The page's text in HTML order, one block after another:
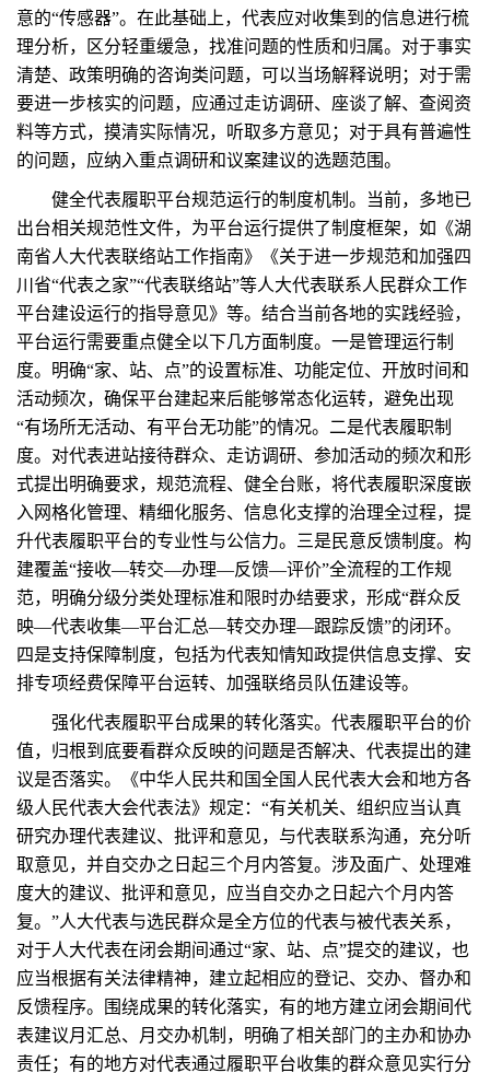
意的“传感器”。在此基础上，代表应对收集到的信息进行梳
理分析，区分轻重缓急，找准问题的性质和归属。对于事实
清楚、政策明确的咨询类问题，可以当场解释说明；对于需
要进一步核实的问题，应通过走访调研、座谈了解、查阅资
料等方式，摸清实际情况，听取多方意见；对于具有普遍性
的问题，应纳入重点调研和议案建议的选题范围。
健全代表履职平台规范运行的制度机制。当前，多地已
出台相关规范性文件，为平台运行提供了制度框架，如《湖
南省人大代表联络站工作指南》《关于进一步规范和加强四
川省“代表之家”“代表联络站”等人大代表联系人民群众工作
平台建设运行的指导意见》等。结合当前各地的实践经验，
平台运行需要重点健全以下几方面制度。一是管理运行制
度。明确“家、站、点”的设置标准、功能定位、开放时间和
活动频次，确保平台建起来后能够常态化运转，避免出现
“有场所无活动、有平台无功能”的情况。二是代表履职制
度。对代表进站接待群众、走访调研、参加活动的频次和形
式提出明确要求，规范流程、健全台账，将代表履职深度嵌
入网格化管理、精细化服务、信息化支撑的治理全过程，提
升代表履职平台的专业性与公信力。三是民意反馈制度。构
建覆盖“接收—转交—办理—反馈—评价”全流程的工作规
范，明确分级分类处理标准和限时办结要求，形成“群众反
映—代表收集—平台汇总—转交办理—跟踪反馈”的闭环。
四是支持保障制度，包括为代表知情知政提供信息支撑、安
排专项经费保障平台运转、加强联络员队伍建设等。
强化代表履职平台成果的转化落实。代表履职平台的价
值，归根到底要看群众反映的问题是否解决、代表提出的建
议是否落实。《中华人民共和国全国人民代表大会和地方各
级人民代表大会代表法》规定：“有关机关、组织应当认真
研究办理代表建议、批评和意见，与代表联系沟通，充分听
取意见，并自交办之日起三个月内答复。涉及面广、处理难
度大的建议、批评和意见，应当自交办之日起六个月内答
复。”人大代表与选民群众是全方位的代表与被代表关系，
对于人大代表在闭会期间通过“家、站、点”提交的建议，也
应当根据有关法律精神，建立起相应的登记、交办、督办和
反馈程序。围绕成果的转化落实，有的地方建立闭会期间代
表建议月汇总、月交办机制，明确了相关部门的主办和协办
责任；有的地方对代表通过履职平台收集的群众意见实行分